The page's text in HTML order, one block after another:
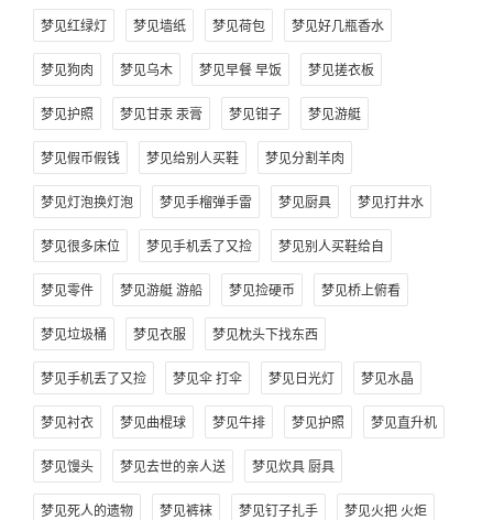
梦见红绿灯 梦见墙纸 梦见荷包 梦见好几瓶香水
梦见狗肉 梦见乌木 梦见早餐 早饭 梦见搓衣板
梦见护照 梦见甘汞 汞膏 梦见钳子 梦见游艇
梦见假币假钱 梦见给别人买鞋 梦见分割羊肉
梦见灯泡换灯泡 梦见手榴弹手雷 梦见厨具 梦见打井水
梦见很多床位 梦见手机丢了又捡 梦见别人买鞋给自
梦见零件 梦见游艇 游船 梦见捡硬币 梦见桥上俯看
梦见垃圾桶 梦见衣服 梦见枕头下找东西
梦见手机丢了又捡 梦见伞 打伞 梦见日光灯 梦见水晶
梦见衬衣 梦见曲棍球 梦见牛排 梦见护照 梦见直升机
梦见馒头 梦见去世的亲人送 梦见炊具 厨具
梦见死人的遗物 梦见裤袜 梦见钉子扎手 梦见火把 火炬